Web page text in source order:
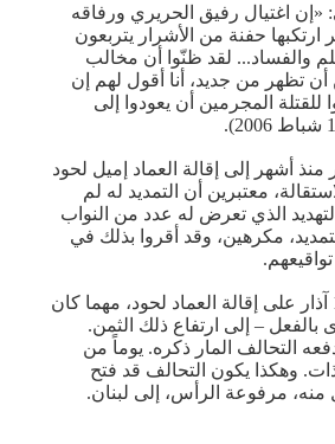
«إن اغتيال رفيق الحريري ورفاقه
حفنة من الأشرار يتربعون
لقد ظنّوا أن مخالب
أن تظهر من جديد، أنا أقول لهم إن
للقتلة المجرمين أن يعودوا إلى
أركان 14 آذار منذ أشهر إلى إقالة العماد إميل لحود
معتبرين أن التمديد له لم
الذي تعرض له عدد من النواب
مكرهين، وقد أقروا بذلك في
إن إصرار تحالف 14 آذار على إقالة العماد لحود، مهما كان
بالفعل – إلى ارتفاع ذلك الثمن.
التحالف المار ذكره. يوماً من
وهكذا يكون التحالف قد فتح
منه، مرفوعة الرأس، إلى لبنان.